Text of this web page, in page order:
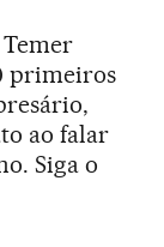
primeiros
ao falar
Siga o